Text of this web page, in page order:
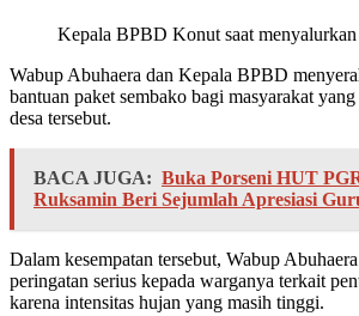
Kepala BPBD Konut saat
Wabup Abuhaera dan Kepala BPBD
bantuan paket sembako bagi masyarakat
desa tersebut.
BACA JUGA: Buka Porseni HUT
Ruksamin Beri Sejumlah Apresiasi
Dalam kesempatan tersebut, Wabup
peringatan serius kepada warganya terkait
karena intensitas hujan yang masih tinggi.